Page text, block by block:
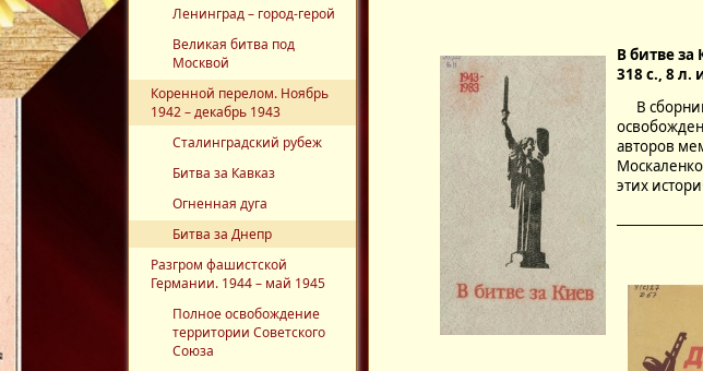
В битве за
318 с., 8 л.
В
авторов
этих
Ленинград – город-герой
Великая битва под
Москвой
Коренной перелом. Ноябрь
1942 – декабрь 1943
Сталинградский рубеж
Битва за Кавказ
Огненная дуга
Битва за Днепр
Разгром фашистской
Германии. 1944 – май 1945
Полное освобождение
территории Советского
Союза